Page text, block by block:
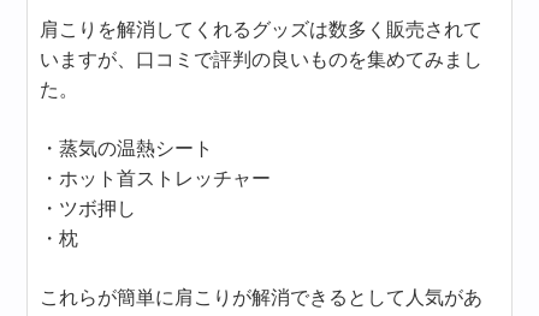
肩こりを解消してくれるグッズは数多く販売されて
いますが、口コミで評判の良いものを集めてみまし
た。
・蒸気の温熱シート
・ホット首ストレッチャー
・ツボ押し
・枕
これらが簡単に肩こりが解消できるとして人気があ